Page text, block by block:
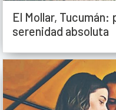
El Mollar,
serenidad absoluta